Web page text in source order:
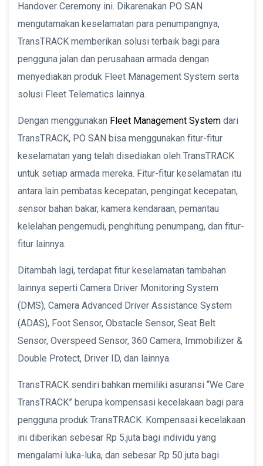
Handover Ceremony ini. Dikarenakan PO SAN
mengutamakan keselamatan para penumpangnya,
TransTRACK memberikan solusi terbaik bagi para
pengguna jalan dan perusahaan armada dengan
menyediakan produk Fleet Management System serta
solusi Fleet Telematics lainnya.
Dengan menggunakan Fleet Management System dari
TransTRACK, PO SAN bisa menggunakan fitur-fitur
keselamatan yang telah disediakan oleh TransTRACK
untuk setiap armada mereka. Fitur-fitur keselamatan itu
antara lain pembatas kecepatan, pengingat kecepatan,
sensor bahan bakar, kamera kendaraan, pemantau
kelelahan pengemudi, penghitung penumpang, dan fitur-
fitur lainnya.
Ditambah lagi, terdapat fitur keselamatan tambahan
lainnya seperti Camera Driver Monitoring System
(DMS), Camera Advanced Driver Assistance System
(ADAS), Foot Sensor, Obstacle Sensor, Seat Belt
Sensor, Overspeed Sensor, 360 Camera, Immobilizer &
Double Protect, Driver ID, dan lainnya.
TransTRACK sendiri bahkan memiliki asuransi “We Care
TransTRACK” berupa kompensasi kecelakaan bagi para
pengguna produk TransTRACK. Kompensasi kecelakaan
ini diberikan sebesar Rp 5.juta bagi individu yang
mengalami luka-luka, dan sebesar Rp 50 juta bagi